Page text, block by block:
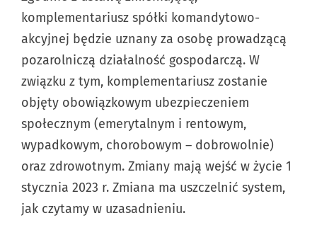
komplementariusz spółki komandytowo-
akcyjnej będzie uznany za osobę prowadzącą
pozarolniczą działalność gospodarczą. W
związku z tym, komplementariusz zostanie
objęty obowiązkowym ubezpieczeniem
społecznym (emerytalnym i rentowym,
wypadkowym, chorobowym – dobrowolnie)
oraz zdrowotnym. Zmiany mają wejść w życie 1
stycznia 2023 r. Zmiana ma uszczelnić system,
jak czytamy w uzasadnieniu.